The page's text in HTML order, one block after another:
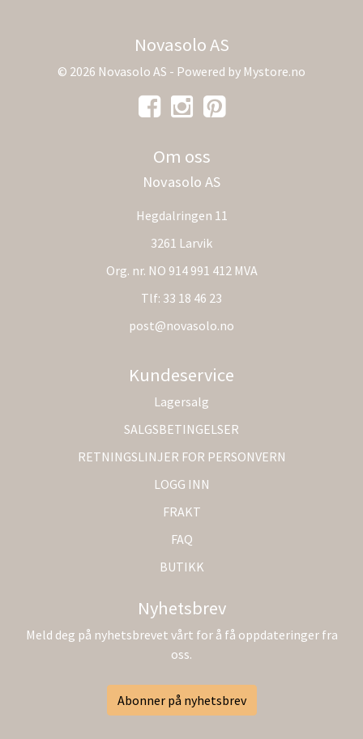
Novasolo AS
© 2026 Novasolo AS - Powered by Mystore.no
Om oss
Novasolo AS
Hegdalringen 11
3261 Larvik
Org. nr. NO 914 991 412 MVA
Tlf: 33 18 46 23
post@novasolo.no
Kundeservice
Lagersalg
SALGSBETINGELSER
RETNINGSLINJER FOR PERSONVERN
LOGG INN
FRAKT
FAQ
BUTIKK
Nyhetsbrev
Meld deg på nyhetsbrevet vårt for å få oppdateringer fra
oss.
Abonner på nyhetsbrev